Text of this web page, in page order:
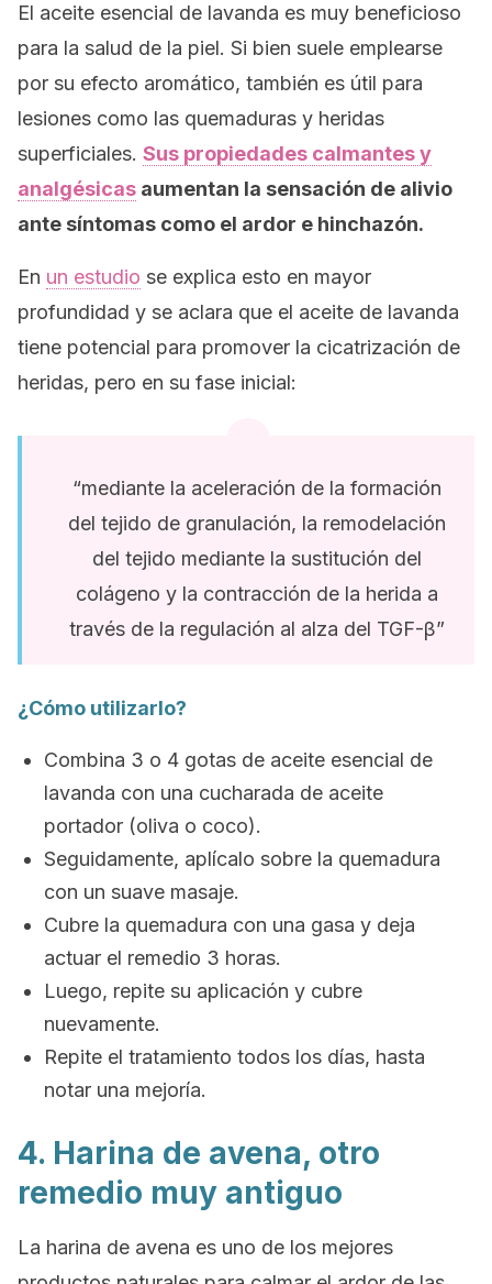
El aceite esencial de lavanda es muy beneficioso
para la salud de la piel. Si bien suele emplearse
por su efecto aromático, también es útil para
lesiones como las quemaduras y heridas
superficiales. Sus propiedades calmantes y
analgésicas aumentan la sensación de alivio
ante síntomas como el ardor e hinchazón.
En un estudio se explica esto en mayor
profundidad y se aclara que el aceite de lavanda
tiene potencial para promover la cicatrización de
heridas, pero en su fase inicial:
“mediante la aceleración de la formación
del tejido de granulación, la remodelación
del tejido mediante la sustitución del
colágeno y la contracción de la herida a
través de la regulación al alza del TGF-β”
¿Cómo utilizarlo?
Combina 3 o 4 gotas de aceite esencial de
lavanda con una cucharada de aceite
portador (oliva o coco).
Seguidamente, aplícalo sobre la quemadura
con un suave masaje.
Cubre la quemadura con una gasa y deja
actuar el remedio 3 horas.
Luego, repite su aplicación y cubre
nuevamente.
Repite el tratamiento todos los días, hasta
notar una mejoría.
4. Harina de avena, otro
remedio muy antiguo
La harina de avena es uno de los mejores